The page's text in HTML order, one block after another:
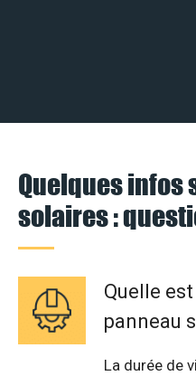
Quelques infos
solaires :
Quelle
panneau
La durée de